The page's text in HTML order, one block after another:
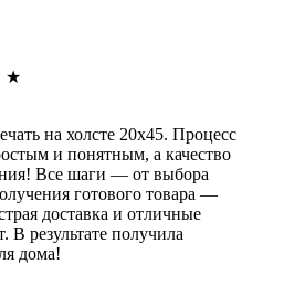
★
на холсте 20х45. Процесс
и понятным, а качество
Все шаги — от выбора
готового товара —
доставка и отличные
В результате получила
дома!